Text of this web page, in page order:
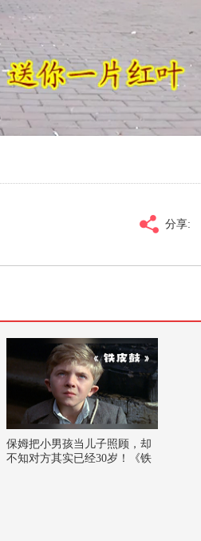
高清 倍速
分享:
保姆把小男孩当儿子照顾，却
不知对方其实已经30岁！《铁